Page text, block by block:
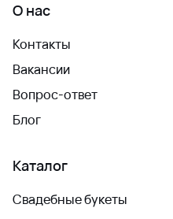
О нас
Контакты
Вакансии
Вопрос-ответ
Блог
Каталог
Свадебные букеты